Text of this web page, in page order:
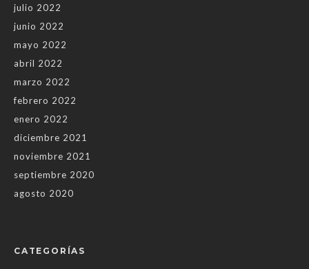
julio 2022
junio 2022
mayo 2022
abril 2022
marzo 2022
febrero 2022
enero 2022
diciembre 2021
noviembre 2021
septiembre 2020
agosto 2020
CATEGORÍAS